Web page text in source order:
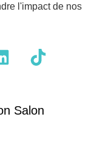
l'impact de nos
Salon